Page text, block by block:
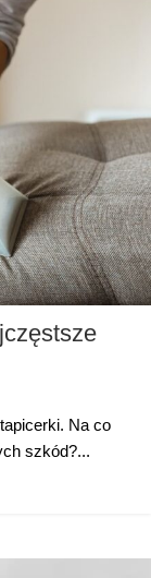
Na co
szkód?...